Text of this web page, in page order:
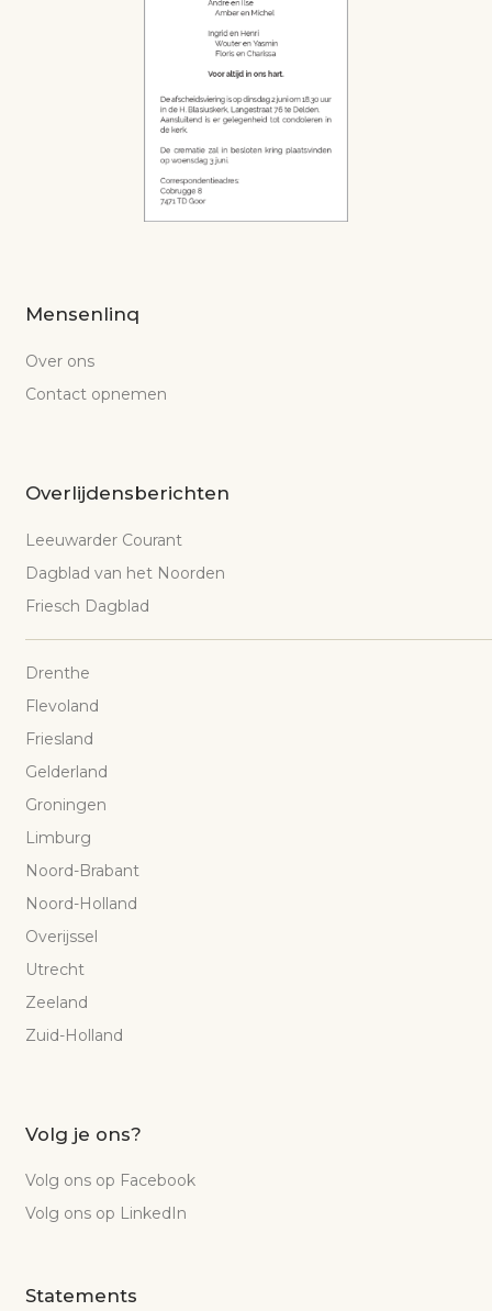
Mensenlinq
Over ons
Contact opnemen
Overlijdensberichten
Leeuwarder Courant
Dagblad van het Noorden
Friesch Dagblad
Drenthe
Flevoland
Friesland
Gelderland
Groningen
Limburg
Noord-Brabant
Noord-Holland
Overijssel
Utrecht
Zeeland
Zuid-Holland
Volg je ons?
Volg ons op Facebook
Volg ons op LinkedIn
Statements